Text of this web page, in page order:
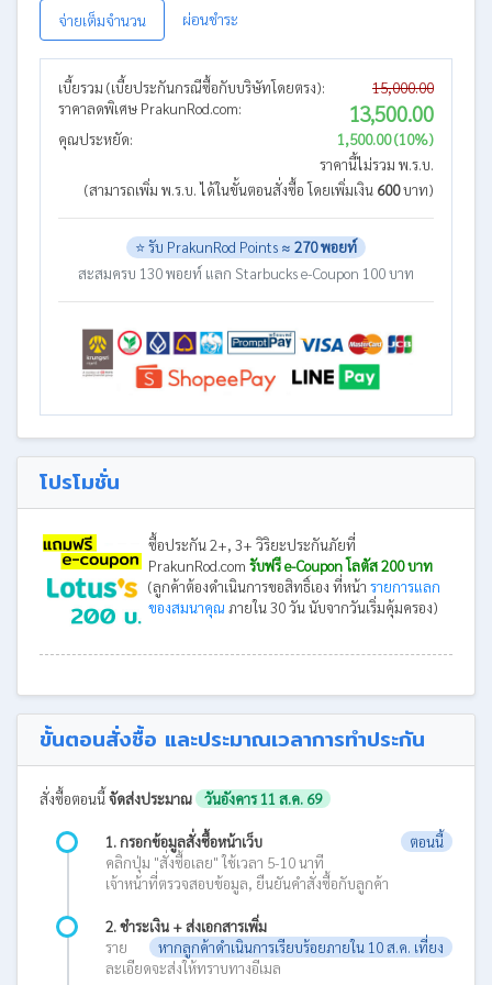
จ่ายเต็มจำนวน ผ่อนชำระ
เบี้ยรวม (เบี้ยประกันกรณีซื้อกับบริษัทโดยตรง):
15,000.00
ราคาลดพิเศษ PrakunRod.com:
13,500.00
คุณประหยัด:
1,500.00 (10%)
ราคานี้ไม่รวม พ.ร.บ.
(สามารถเพิ่ม พ.ร.บ. ได้ในขั้นตอนสั่งซื้อ โดยเพิ่มเงิน 600บาท)
⭐ รับ PrakunRod Points ≈ 270 พอยท์
สะสมครบ 130 พอยท์ แลก Starbucks e-Coupon 100 บาท
โปรโมชั่น
ซื้อประกัน 2+, 3+ วิริยะประกันภัยที่
PrakunRod.com รับฟรี e-Coupon โลตัส 200 บาท
(ลูกค้าต้องดำเนินการขอสิทธิ์เอง ที่หน้า รายการแลก
ของสมนาคุณ ภายใน 30 วัน นับจากวันเริ่มคุ้มครอง)
ขั้นตอนสั่งซื้อ และประมาณเวลาการทำประกัน
สั่งซื้อตอนนี้จัดส่งประมาณ วันอังคาร 11 ส.ค. 69
1. กรอกข้อมูลสั่งซื้อหน้าเว็บ
ตอนนี้
คลิกปุ่ม "สั่งซื้อเลย" ใช้เวลา 5-10 นาที
เจ้าหน้าที่ตรวจสอบข้อมูล, ยืนยันคำสั่งซื้อกับลูกค้า
2. ชำระเงิน + ส่งเอกสารเพิ่ม
หากลูกค้าดำเนินการเรียบร้อยภายใน 10 ส.ค. เที่ยง
ราย
ละเอียดจะส่งให้ทราบทางอีเมล